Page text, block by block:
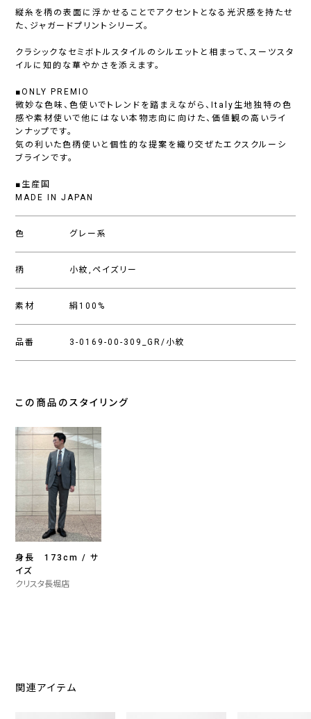
縦糸を柄の表面に浮かせることでアクセントとなる光沢感を持たせ
た、ジャガードプリントシリーズ。
クラシックなセミボトルスタイルのシルエットと相まって、スーツスタ
イルに知的な華やかさを添えます。
■ONLY PREMIO
微妙な色味、色使いでトレンドを踏まえながら、Italy生地独特の色
感や素材使いで他にはない本物志向に向けた、価値観の高いライ
ンナップです。
気の利いた色柄使いと個性的な提案を織り交ぜたエクスクルーシ
ブラインです。
■生産国
MADE IN JAPAN
色 グレー系
柄 小紋,ペイズリー
素材 絹100%
品番 3-0169-00-309_GR/小紋
この商品のスタイリング
身長 173cm / サ
イズ
クリスタ長堀店
関連アイテム